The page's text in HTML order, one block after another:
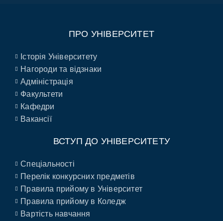
ПРО УНІВЕРСИТЕТ
Історія Університету
Нагороди та відзнаки
Адміністрація
Факультети
Кафедри
Вакансії
ВСТУП ДО УНІВЕРСИТЕТУ
Спеціальності
Перелік конкурсних предметів
Правила прийому в Університет
Правила прийому в Коледж
Вартість навчання